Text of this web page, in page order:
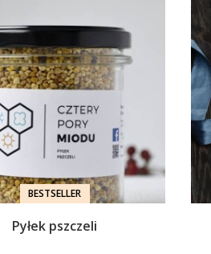
BESTSELLER
Pyłek pszczeli